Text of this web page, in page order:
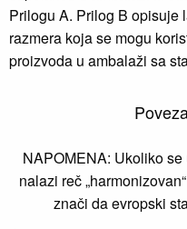
Prilogu A. Prilog B opisuje
razmera koja se mogu
proizvoda u ambalaži sa
NAPOMENA: Ukoliko
nalazi reč
znači da evropski